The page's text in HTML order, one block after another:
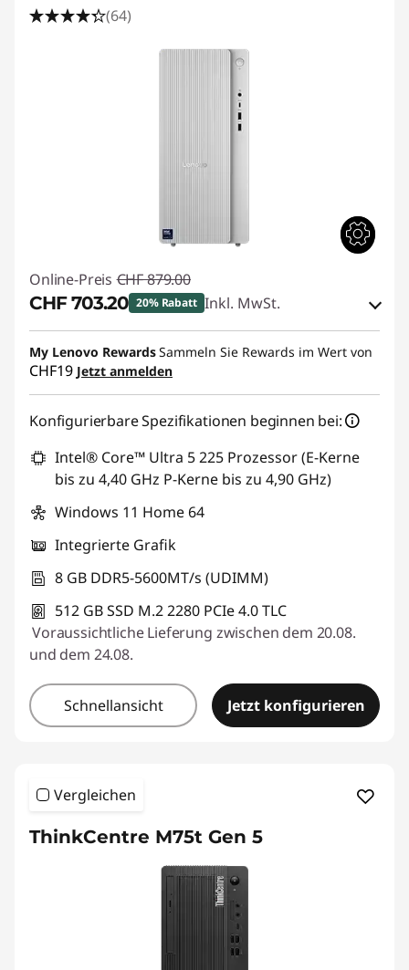
(64)
Online-Preis CHF 879.00
CHF 703.20 20% Rabatt Inkl. MwSt.
eCoupon-Rabatt :-CHF 175.80
eCoupon :SALES
My Lenovo RewardsSammeln Sie Rewards im Wert von
CHF19 Jetzt anmelden
Konfigurierbare Spezifikationen beginnen bei:
Intel® Core™ Ultra 5 225 Prozessor (E-Kerne
bis zu 4,40 GHz P-Kerne bis zu 4,90 GHz)
Windows 11 Home 64
Integrierte Grafik
8 GB DDR5-5600MT/s (UDIMM)
512 GB SSD M.2 2280 PCIe 4.0 TLC
Voraussichtliche Lieferung zwischen dem 20.08.
und dem 24.08.
Schnellansicht Jetzt konfigurieren
Vergleichen
ThinkCentre M75t Gen 5